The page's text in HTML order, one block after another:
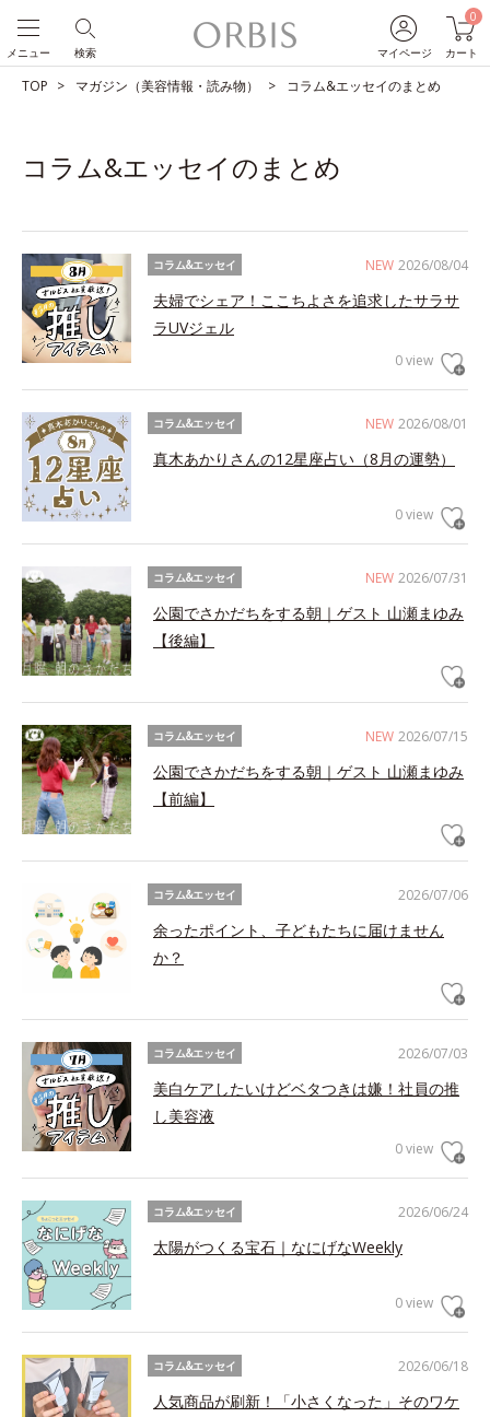
マイページ
0
カート
検索
メニュー
TOP マガジン（美容情報・読み物） コラム&エッセイのまとめ
コラム&エッセイのまとめ
NEW 2026/08/04
コラム&エッセイ
夫婦でシェア！ここちよさを追求したサラサ
ラUVジェル
0 view
NEW 2026/08/01
コラム&エッセイ
真木あかりさんの12星座占い（8月の運勢）
0 view
NEW 2026/07/31
コラム&エッセイ
公園でさかだちをする朝｜ゲスト 山瀬まゆみ
【後編】
NEW 2026/07/15
コラム&エッセイ
公園でさかだちをする朝｜ゲスト 山瀬まゆみ
【前編】
2026/07/06
コラム&エッセイ
余ったポイント、子どもたちに届けません
か？
2026/07/03
コラム&エッセイ
美白ケアしたいけどベタつきは嫌！社員の推
し美容液
0 view
2026/06/24
コラム&エッセイ
太陽がつくる宝石｜なにげなWeekly
0 view
2026/06/18
コラム&エッセイ
人気商品が刷新！「小さくなった」そのワケ